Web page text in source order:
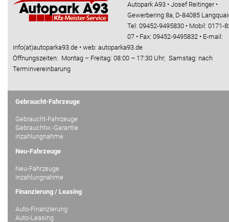
Autopark A93 • Josef Reitinger •
Gewerbering 8a, D-84085
Tel: 09452-9495830 • Mobil: 0171-
07 • Fax: 09452-9495832 • E-mail:
info(at)autoparka93.de • web: autoparka93.de
Öffnungszeiten: Montag – Freitag: 08:00 – 17:30 Uhr; Samstag: nach
Terminvereinbarung
Gebraucht-Fahrzeuge
Gebraucht-Fahrzeuge
Gebrauchtw.-Garantie
Inzahlungnahme
Neu-Fahrzeuge
Neu-Fahrzeuge
Inzahlungnahme
Finanzierung / Leasing
Auto-Finanzierung
Auto-Leasing